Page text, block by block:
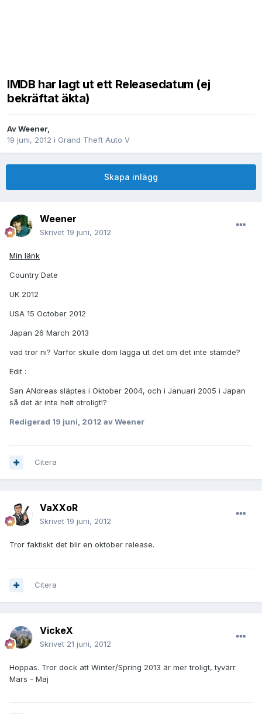
IMDB har lagt ut ett Releasedatum (ej
bekräftat äkta)
AvWeener,
19 juni, 2012 i Grand Theft Auto V
Skapa inlägg
Weener
Skrivet 19 juni, 2012
Min länk
Country Date
UK 2012
USA 15 October 2012
Japan 26 March 2013
vad tror ni? Varför skulle dom lägga ut det om det inte stämde?
Edit :
San ANdreas släptes i Oktober 2004, och i Januari 2005 i Japan
så det är inte helt otroligt!?
Redigerad 19 juni, 2012 av Weener
Citera
VaXXoR
Skrivet 19 juni, 2012
Tror faktiskt det blir en oktober release.
Citera
VickeX
Skrivet 21 juni, 2012
Hoppas. Tror dock att Winter/Spring 2013 är mer troligt, tyvärr.
Mars - Maj